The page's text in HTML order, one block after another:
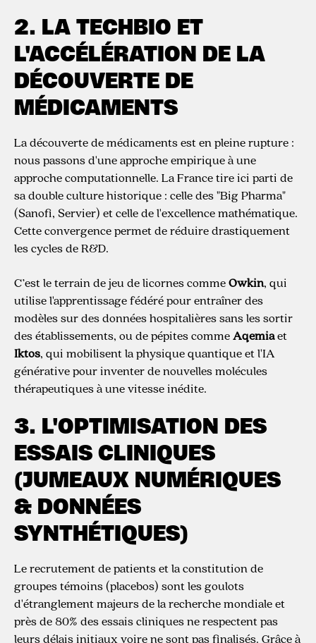
2. LA TECHBIO ET
L'ACCÉLÉRATION DE LA
DÉCOUVERTE DE
MÉDICAMENTS
La découverte de médicaments est en pleine rupture :
nous passons d'une approche empirique à une
approche computationnelle. La France tire ici parti de
sa double culture historique : celle des "Big Pharma"
(Sanofi, Servier) et celle de l'excellence mathématique.
Cette convergence permet de réduire drastiquement
les cycles de R&D.
C’est le terrain de jeu de licornes commeOwkin, qui
utilise l'apprentissage fédéré pour entraîner des
modèles sur des données hospitalières sans les sortir
des établissements, ou de pépites commeAqemiaet
Iktos, qui mobilisent la physique quantique et l'IA
générative pour inventer de nouvelles molécules
thérapeutiques à une vitesse inédite.
3. L'OPTIMISATION DES
ESSAIS CLINIQUES
(JUMEAUX NUMÉRIQUES
& DONNÉES
SYNTHÉTIQUES)
Le recrutement de patients et la constitution de
groupes témoins (placebos) sont les goulots
d'étranglement majeurs de la recherche mondiale et
près de 80% des essais cliniques ne respectent pas
leurs délais initiaux voire ne sont pas finalisés. Grâce à